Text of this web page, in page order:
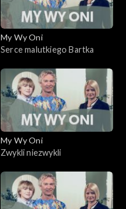
My Wy Oni
Serce malutkiego Bartka
My Wy Oni
Zwykli niezwykli